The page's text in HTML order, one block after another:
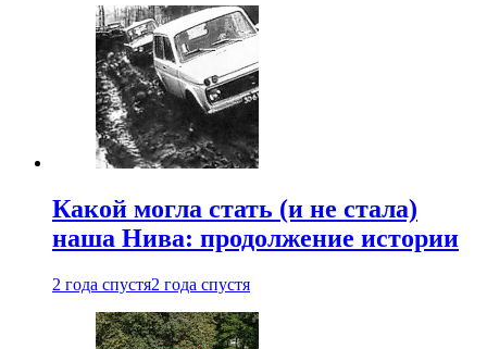
Какой могла стать (и не стала)
наша Нива: продолжение истории
2 года спустя2 года спустя